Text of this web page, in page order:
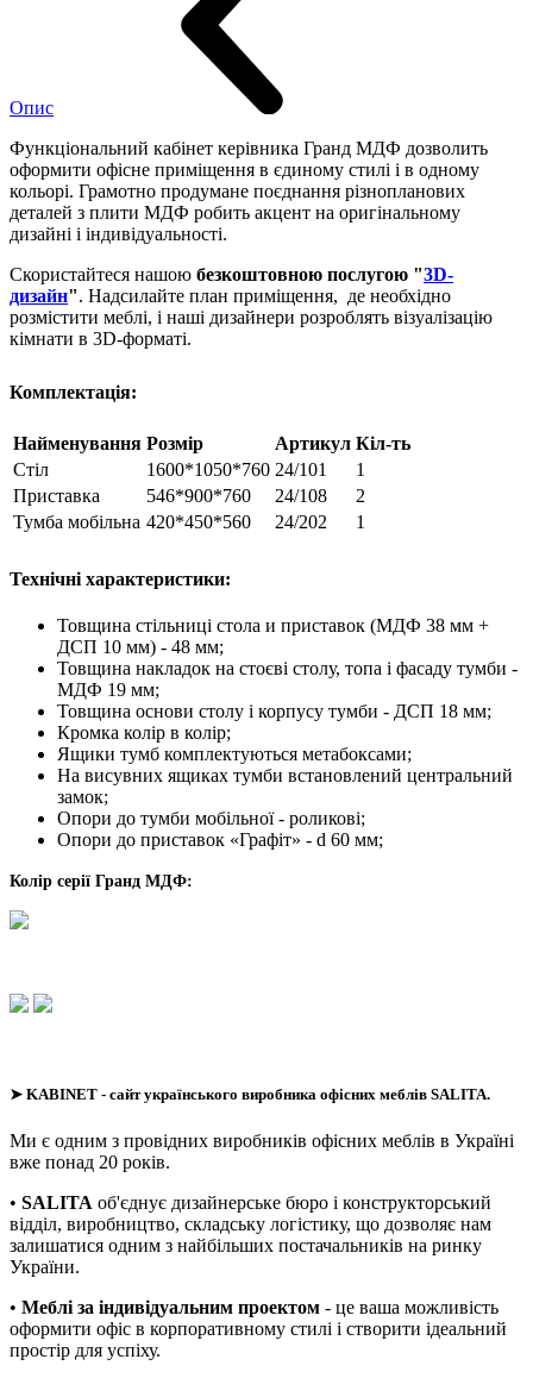
Опис
Функціональний кабінет керівника Гранд МДФ дозволить
оформити офісне приміщення в єдиному стилі і в одному
кольорі. Грамотно продумане поєднання різнопланових
деталей з плити МДФ робить акцент на оригінальному
дизайні і індивідуальності.
Скористайтеся нашою безкоштовною послугою "3D-
дизайн". Надсилайте план приміщення, де необхідно
розмістити меблі, і наші дизайнери розроблять візуалізацію
кімнати в 3D-форматі.
Комплектація:
Найменування Розмір Артикул Кіл-ть
Стіл
1600*1050*760 24/101
1
Приставка
546*900*760 24/108
2
Тумба мобільна 420*450*560 24/202 1
Технічні характеристики:
Товщина стільниці стола и приставок (МДФ 38 мм +
ДСП 10 мм) - 48 мм;
Товщина накладок на стоєві столу, топа і фасаду тумби -
МДФ 19 мм;
Товщина основи столу і корпусу тумби - ДСП 18 мм;
Кромка колір в колір;
Ящики тумб комплектуються метабоксами;
На висувних ящиках тумби встановлений центральний
замок;
Опори до тумби мобільної - роликові;
Опори до приставок «Графіт» - d 60 мм;
Колір серії Гранд МДФ:
➤ KABINET - сайт українського виробника офісних меблів SALITA.
Ми є одним з провідних виробників офісних меблів в Україні
вже понад 20 років.
• SALITA об'єднує дизайнерське бюро і конструкторський
відділ, виробництво, складську логістику, що дозволяє нам
залишатися одним з найбільших постачальників на ринку
України.
• Меблі за індивідуальним проектом - це ваша можливість
оформити офіс в корпоративному стилі і створити ідеальний
простір для успіху.